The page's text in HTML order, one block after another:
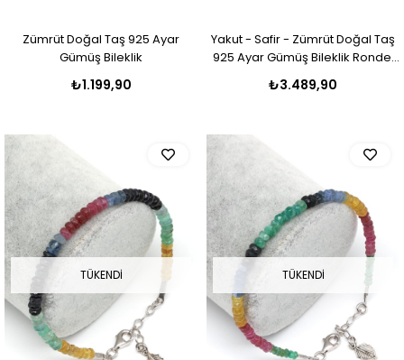
Zümrüt Doğal Taş 925 Ayar
Gümüş Bileklik
₺1.199,90
Yakut - Safir - Zümrüt Doğal Taş
925 Ayar Gümüş Bileklik Rondel
Kesim
₺3.489,90
TÜKENDI TÜKENDI